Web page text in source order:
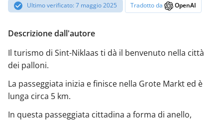
Ultimo verificato: 7 maggio 2025 Tradotto da OpenAI
Descrizione dall'autore
Il turismo di Sint-Niklaas ti dà il benvenuto nella città
dei palloni.
La passeggiata inizia e finisce nella Grote Markt ed è
lunga circa 5 km.
In questa passeggiata cittadina a forma di anello,